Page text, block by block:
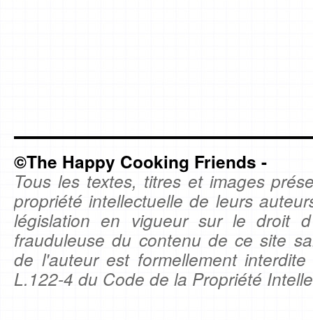
©The Happy Cooking Friends -
Tous les textes, titres et images
propriété intellectuelle de leurs
législation en vigueur sur le droit
frauduleuse du contenu de ce site
de l'auteur est formellement
L.122-4 du Code de la Propriété